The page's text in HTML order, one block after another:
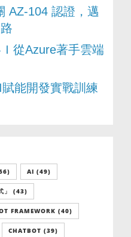
AZ-104 認證，邁
從Azure著手雲端
能開發實戰訓練
AI (49)
」 (43)
FRAMEWORK (40)
CHATBOT (39)